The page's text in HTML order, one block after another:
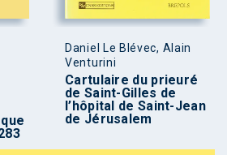
Daniel Le Blévec, Alain
Venturini
Cartulaire du prieuré
de Saint-Gilles de
l’hôpital de Saint-Jean
de Jérusalem